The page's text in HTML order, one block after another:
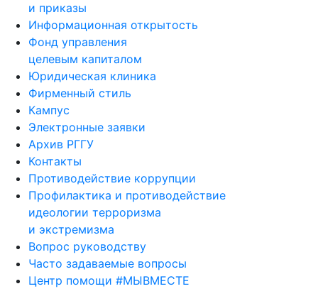
и приказы
Информационная открытость
Фонд управления
целевым капиталом
Юридическая клиника
Фирменный стиль
Кампус
Электронные заявки
Архив РГГУ
Контакты
Противодействие коррупции
Профилактика и противодействие
идеологии терроризма
и экстремизма
Вопрос руководству
Часто задаваемые вопросы
Центр помощи #МЫВМЕСТЕ